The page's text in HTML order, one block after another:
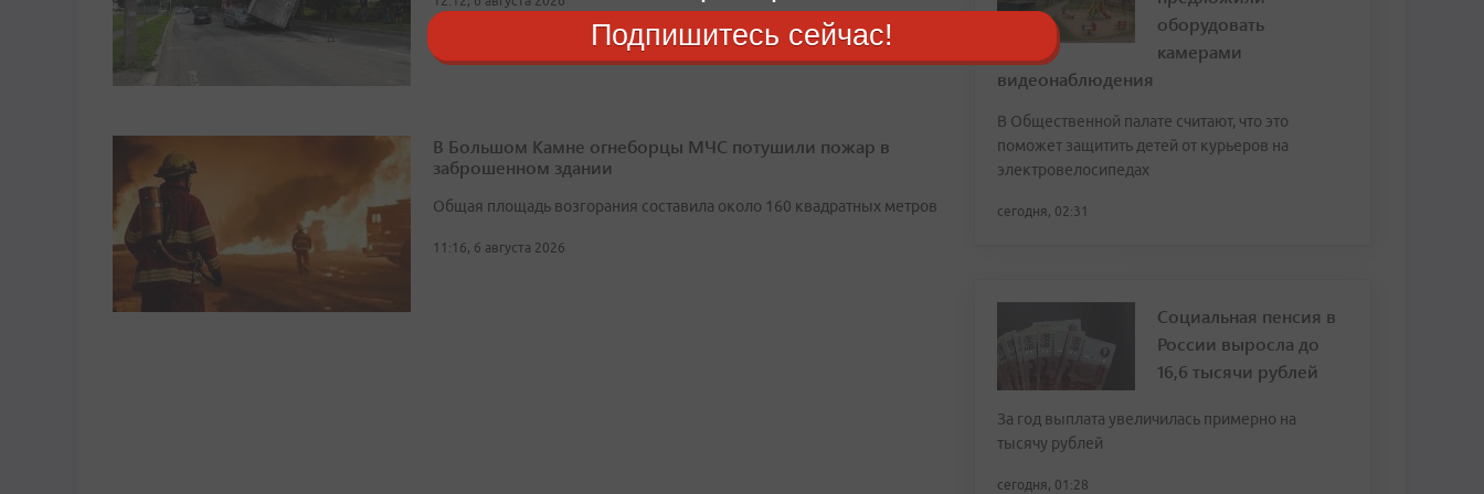
В Большом Камне огнеборцы МЧС потушили пожар в
заброшенном здании
Общая площадь возгорания составила около 160 квадратных метров
11:16, 6 августа 2026
оборудовать
камерами
видеонаблюдения
В Общественной палате считают, что это
поможет защитить детей от курьеров на
электровелосипедах
сегодня, 02:31
Социальная пенсия в
России выросла до
16,6 тысячи рублей
За год выплата увеличилась примерно на
тысячу рублей
сегодня, 01:28
Подпишитесь сейчас!